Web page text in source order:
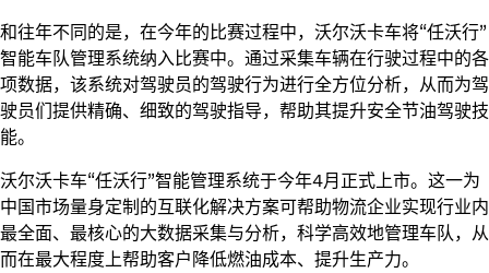
和往年不同的是，在今年的比赛过程中，沃尔沃卡车将“任沃行”
智能车队管理系统纳入比赛中。通过采集车辆在行驶过程中的各
项数据，该系统对驾驶员的驾驶行为进行全方位分析，从而为驾
驶员们提供精确、细致的驾驶指导，帮助其提升安全节油驾驶技
能。
沃尔沃卡车“任沃行”智能管理系统于今年4月正式上市。这一为
中国市场量身定制的互联化解决方案可帮助物流企业实现行业内
最全面、最核心的大数据采集与分析，科学高效地管理车队，从
而在最大程度上帮助客户降低燃油成本、提升生产力。